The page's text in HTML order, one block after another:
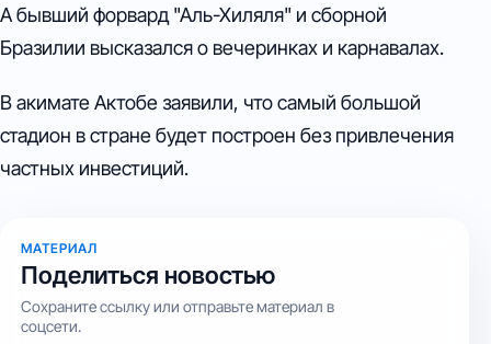
А бывший форвард "Аль-Хиляля" и сборной
Бразилии высказался о вечеринках и карнавалах.
В акимате Актобе заявили, что самый большой
стадион в стране будет построен без привлечения
частных инвестиций.
МАТЕРИАЛ
Поделиться новостью
Сохраните ссылку или отправьте материал в
соцсети.